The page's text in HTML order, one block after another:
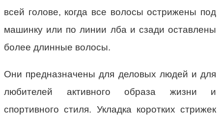
всей голове, когда все волосы острижены под
машинку или по линии лба и сзади оставлены
более длинные волосы.
Они предназначены для деловых людей и для
любителей активного образа жизни и
спортивного стиля. Укладка коротких стрижек